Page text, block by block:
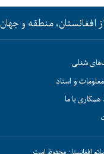
افغانستان، منطقه و جهان
شغلی
و اسناد
با ما